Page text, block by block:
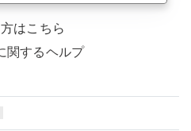
はこちら
関するヘルプ